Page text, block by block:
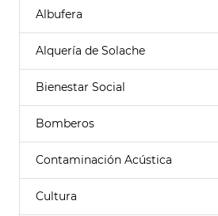
Albufera
Alquería de Solache
Bienestar Social
Bomberos
Contaminación Acústica
Cultura